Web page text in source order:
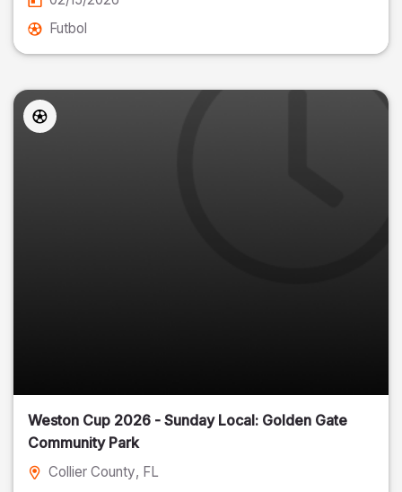
Futbol
Weston Cup 2026 - Sunday Local: Golden Gate
Community Park
Collier County, FL